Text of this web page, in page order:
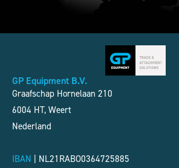
GP Equipment B.V.
Graafschap Hornelaan 210
6004 HT, Weert
Nederland
IBAN | NL21RABO0364725885